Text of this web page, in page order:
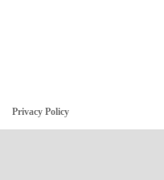
Privacy Policy